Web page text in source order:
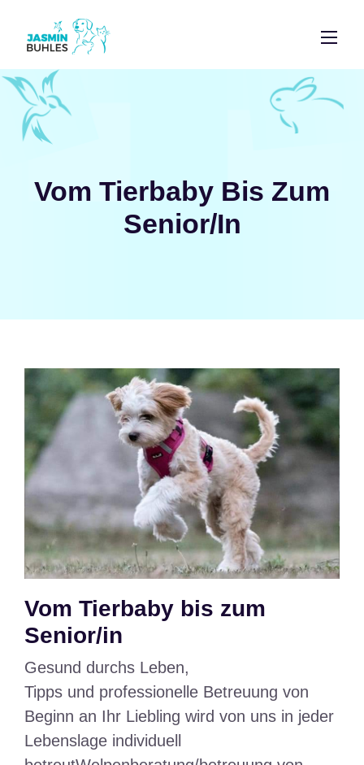
Vom Tierbaby Bis Zum
Senior/in
Vom Tierbaby bis zum
Senior/in
Gesund durchs Leben,
Tipps und professionelle Betreuung von
Beginn an Ihr Liebling wird von uns in jeder
Lebenslage individuell